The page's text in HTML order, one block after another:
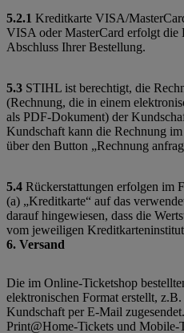
5.2.1 Kreditkarte VISA/
VISA oder MasterCard erfolgt die
Abschluss Ihrer Bestellung.
5.3 STIHL ist berechtigt, die
(Rechnung, die in einem
als PDF-Dokument) der
Kundschaft kann die Rechnung im
über den Button „Rechnung
5.4 Rückerstattungen erfolgen im
(a) „Kreditkarte“ auf das
darauf hingewiesen, dass die
vom jeweiligen
6. Versand
Die im Online-Ticketshop
elektronischen Format erstellt,
Kundschaft per E-Mail
Print@Home-Tickets und Mobile-